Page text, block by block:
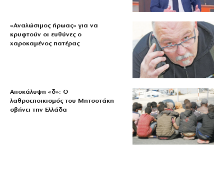
«Aναλώσιμος ήρωας» για να
κρυφτούν οι ευθύνες ο
χαροκαμένος πατέρας
Αποκάλυψη «δ»: Ο
λαθροεποικισμός του Μητσοτάκη
σβήνει την Ελλάδα